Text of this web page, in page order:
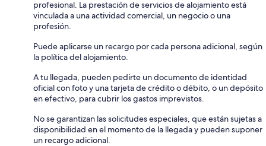
profesional. La prestación de servicios de alojamiento está
vinculada a una actividad comercial, un negocio o una
profesión.
Puede aplicarse un recargo por cada persona adicional, según
la política del alojamiento.
A tu llegada, pueden pedirte un documento de identidad
oficial con foto y una tarjeta de crédito o débito, o un depósito
en efectivo, para cubrir los gastos imprevistos.
No se garantizan las solicitudes especiales, que están sujetas a
disponibilidad en el momento de la llegada y pueden suponer
un recargo adicional.